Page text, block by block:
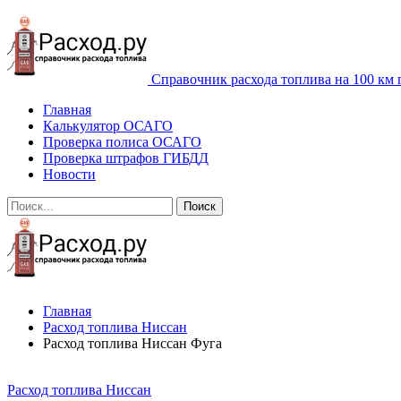
Справочник расхода топлива на 100 км
Главная
Калькулятор ОСАГО
Проверка полиса ОСАГО
Проверка штрафов ГИБДД
Новости
Главная
Расход топлива Ниссан
Расход топлива Ниссан Фуга
Расход топлива Ниссан